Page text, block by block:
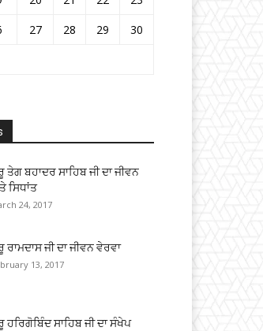
27 28 29
30
ਤੇਗ ਬਹਾਦਰ ਸਾਹਿਬ ਜੀ ਦਾ ਜੀਵਨ
ਸਿਧਾਂਤ
24, 2017
ਰਾਮਦਾਸ ਜੀ ਦਾ ਜੀਵਨ ਵੇਰਵਾ
13, 2017
ਹਰਿਗੋਬਿੰਦ ਸਾਹਿਬ ਜੀ ਦਾ ਸੰਖੇਪ